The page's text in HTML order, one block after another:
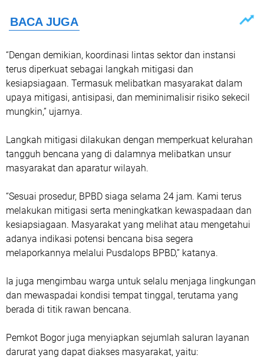
“Dengan demikian, koordinasi lintas sektor dan instansi
terus diperkuat sebagai langkah mitigasi dan
kesiapsiagaan. Termasuk melibatkan masyarakat dalam
upaya mitigasi, antisipasi, dan meminimalisir risiko sekecil
mungkin,” ujarnya.
Langkah mitigasi dilakukan dengan memperkuat kelurahan
tangguh bencana yang di dalamnya melibatkan unsur
masyarakat dan aparatur wilayah.
“Sesuai prosedur, BPBD siaga selama 24 jam. Kami terus
melakukan mitigasi serta meningkatkan kewaspadaan dan
kesiapsiagaan. Masyarakat yang melihat atau mengetahui
adanya indikasi potensi bencana bisa segera
melaporkannya melalui Pusdalops BPBD,” katanya.
Ia juga mengimbau warga untuk selalu menjaga lingkungan
dan mewaspadai kondisi tempat tinggal, terutama yang
berada di titik rawan bencana.
Pemkot Bogor juga menyiapkan sejumlah saluran layanan
darurat yang dapat diakses masyarakat, yaitu: